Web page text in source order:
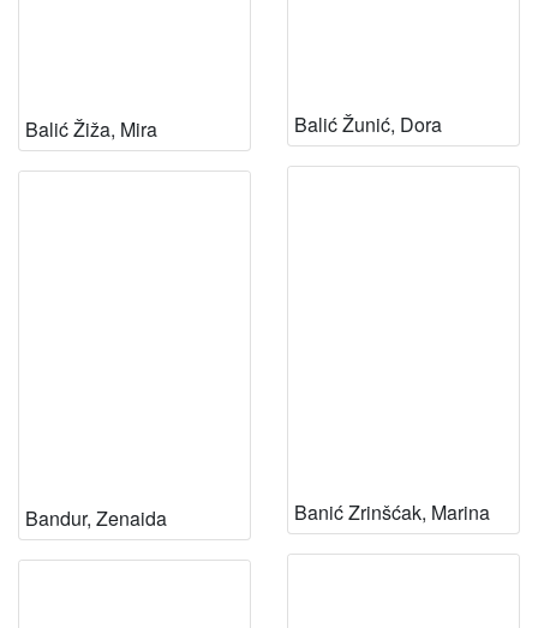
Balić Žiža, Mira Balić Žunić, Dora
Bandur, Zenaida Banić Zrinšćak, Marina